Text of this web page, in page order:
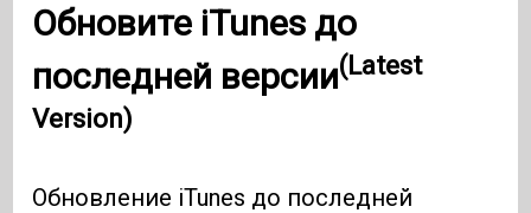
Обновите iTunes до
последней версии(Latest
Version)
Обновление iTunes до последней